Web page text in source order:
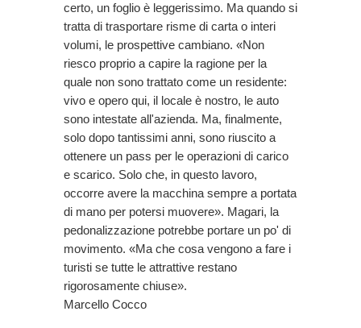
certo, un foglio è leggerissimo. Ma quando si
tratta di trasportare risme di carta o interi
volumi, le prospettive cambiano. «Non
riesco proprio a capire la ragione per la
quale non sono trattato come un residente:
vivo e opero qui, il locale è nostro, le auto
sono intestate all'azienda. Ma, finalmente,
solo dopo tantissimi anni, sono riuscito a
ottenere un pass per le operazioni di carico
e scarico. Solo che, in questo lavoro,
occorre avere la macchina sempre a portata
di mano per potersi muovere». Magari, la
pedonalizzazione potrebbe portare un po' di
movimento. «Ma che cosa vengono a fare i
turisti se tutte le attrattive restano
rigorosamente chiuse».
Marcello Cocco